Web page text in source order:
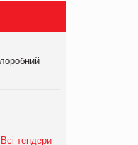
Всі тендери